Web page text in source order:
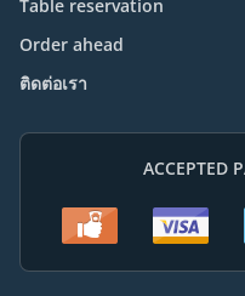
Table reservation
Order ahead
ติดต่อเรา
ACCEPTED